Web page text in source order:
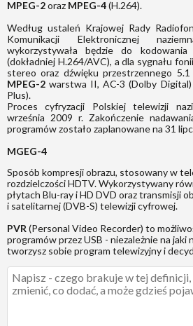
MPEG-2oraz MPEG-4(H.264).
Według ustaleń Krajowej Rady
Komunikacji Elektronicznej
wykorzystywała będzie do
(dokładniej H.264/AVC), a dla sygnału
stereo oraz dźwięku przestrzennego
MPEG-2 warstwa II, AC-3 (Dolby
Plus).
Proces cyfryzacji Polskiej telewizji
września 2009 r. Zakończenie
programów zostało zaplanowane na 31
MGEG-4
Sposób kompresji obrazu, stosowany w
rozdzielczości HDTV. Wykorzystywany
płytach Blu-ray i HD DVD oraz transmisji
i satelitarnej (DVB-S) telewizji cyfrowej.
PVR (Personal Video Recorder) to
programów przez USB - niezależnie na jaki
tworzysz sobie program telewizyjny i